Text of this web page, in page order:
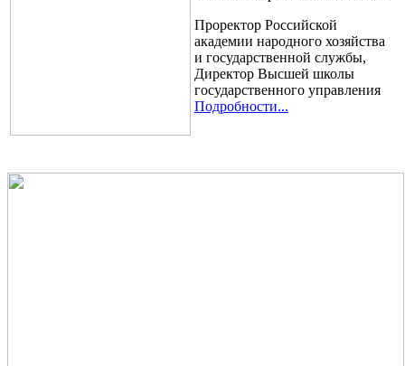
Проректор Российской
академии народного хозяйства
и государственной службы,
Директор Высшей школы
государственного управления
Подробности...